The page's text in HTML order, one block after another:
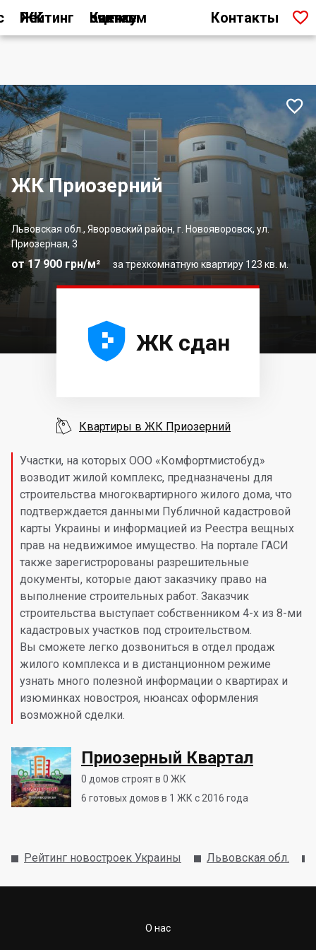
Рейтинг ЖК Как мы считаем оценку Контакты 
ЖК Приозерний
Львовская обл., Яворовский район, г. Новояворовск, ул.
Приозерная, 3
за трехкомнатную квартиру 123 кв. м.
от 17 900 грн/м²

Участки, на которых ООО «Комфортмистобуд»
возводит жилой комплекс, предназначены для
строительства многоквартирного жилого дома, что
подтверждается данными Публичной кадастровой
карты Украины и информацией из Реестра вещных
прав на недвижимое имущество. На портале ГАСИ
также зарегистророваны разрешительные
документы, которые дают заказчику право на
выполнение строительных работ. Заказчик
строительства выступает собственником 4-х из 8-ми
кадастровых участков под строительством.
Вы сможете легко дозвониться в отдел продаж
жилого комплекса и в дистанционном режиме
узнать много полезной информации о квартирах и
изюминках новостроя, нюансах оформления
возможной сделки.
Приозерный Квартал
0 домов строят в 0 ЖК
6 готовых домов в 1 ЖК с 2016 года




 ЖК сдан
 Квартиры в ЖК Приозерний
Рейтинг новостроек Украины Львовская обл.
О нас